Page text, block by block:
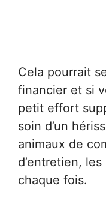
Cela pourrait
financier et si
petit effort
soin d’un
animaux de
d’entretien,
chaque fois.